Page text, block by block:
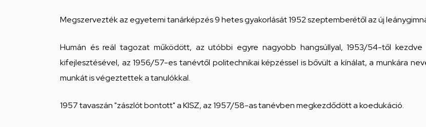
Gyakorló
Gimnáziuma
Általános
Megszervezték az egyetemi tanárképzés 9 hetes gyakorlását 1952 szeptemberétől az új
Humán és reál tagozat működött, az utóbbi egyre nagyobb hangsúllyal, 1953/54-től
kifejlesztésével, az 1956/57-es tanévtől politechnikai képzéssel is bővült a kínálat, a munkára
munkát is végeztettek a tanulókkal.
1957 tavaszán "zászlót bontott" a KISZ, az 1957/58-as tanévben megkezdődött a koedukáció.